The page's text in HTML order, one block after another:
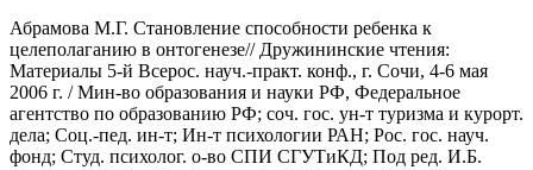
Абрамова М.Г. Становление способности ребенка к
целеполаганию в онтогенезе// Дружининские чтения:
Материалы 5-й Всерос. науч.-практ. конф., г. Сочи, 4-6 мая
2006 г. / Мин-во образования и науки РФ, Федеральное
агентство по образованию РФ; соч. гос. ун-т туризма и курорт.
дела; Соц.-пед. ин-т; Ин-т психологии РАН; Рос. гос. науч.
фонд; Студ. психолог. о-во СПИ СГУТиКД; Под ред. И.Б.